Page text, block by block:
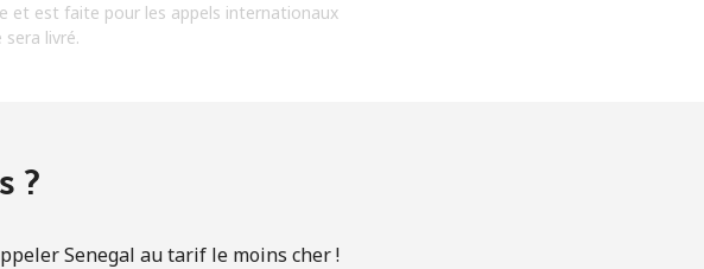
et est faite pour les appels internationaux
livré.
?
Senegal au tarif le moins cher !